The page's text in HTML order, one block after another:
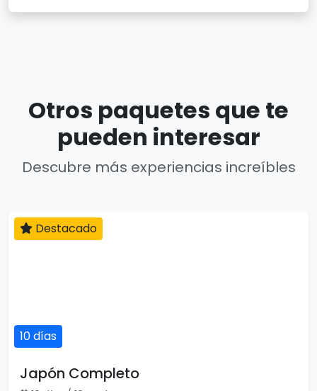
Otros paquetes que te
pueden interesar
Descubre más experiencias increíbles
10 días
Destacado
Japón Completo